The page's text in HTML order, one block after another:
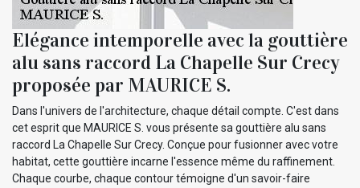
Elégance intemporelle avec la gouttière
alu sans raccord La Chapelle Sur Crecy
proposée par MAURICE S.
Dans l'univers de l'architecture, chaque détail compte. C'est dans
cet esprit que MAURICE S. vous présente sa gouttière alu sans
raccord La Chapelle Sur Crecy. Conçue pour fusionner avec votre
habitat, cette gouttière incarne l'essence même du raffinement.
Chaque courbe, chaque contour témoigne d'un savoir-faire